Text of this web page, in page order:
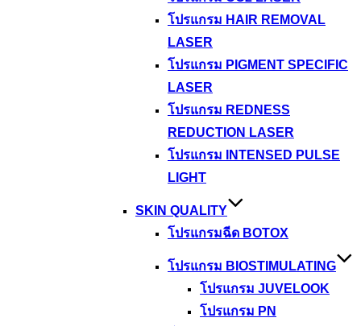
โปรแกรม HAIR REMOVAL
LASER
โปรแกรม PIGMENT SPECIFIC
LASER
โปรแกรม REDNESS
REDUCTION LASER
โปรแกรม INTENSED PULSE
LIGHT
SKIN QUALITY
โปรแกรมฉีด BOTOX
โปรแกรม BIOSTIMULATING
โปรแกรม JUVELOOK
โปรแกรม PN